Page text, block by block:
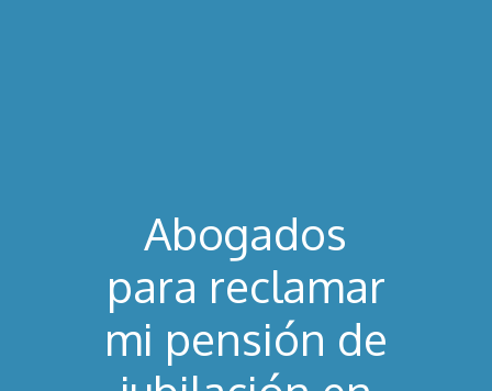
Abogados
para reclamar
mi pensión de